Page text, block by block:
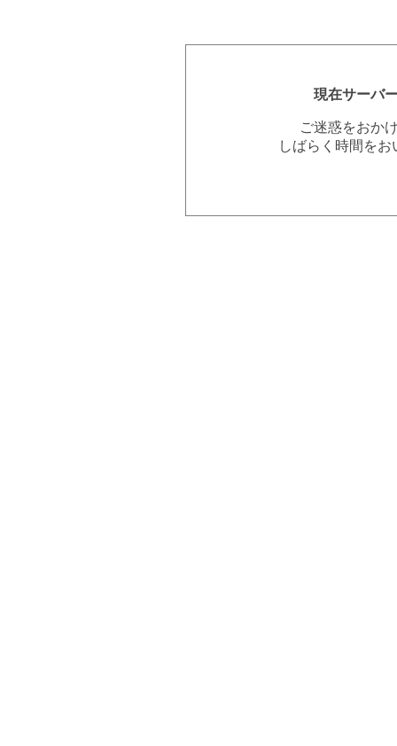
現在サーバ
ご迷惑をおか
しばらく時間を